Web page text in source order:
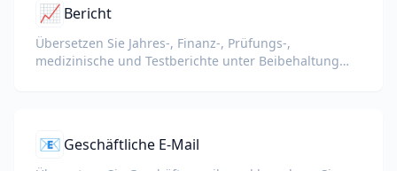
📈 Bericht
Übersetzen Sie Jahres-, Finanz-, Prüfungs-,
medizinische und Testberichte unter Beibehaltung
📧 Geschäftliche E-Mail